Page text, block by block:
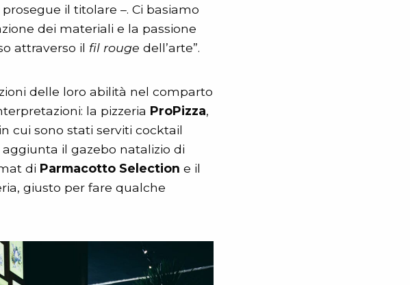
il titolare –. Ci basiamo
dei materiali e la passione
attraverso il fil rouge dell’arte”.
delle loro abilità nel comparto
la pizzeria ProPizza,
in cui sono stati serviti cocktail
il gazebo natalizio di
di Parmacotto Selection e il
giusto per fare qualche